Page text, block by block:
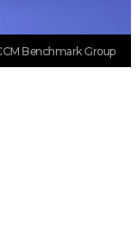
Benchmark Group